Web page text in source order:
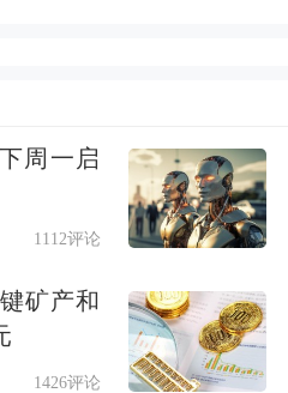
”在内的参与者，可
也可能根本没有操
钱”无缘。但只要不
入场
的投资者，两
周一启
1112评论
矿产和
1426评论